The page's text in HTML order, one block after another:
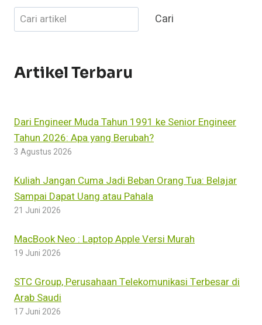
PENGGUNAAN
ZOTERO
REFERENCE
Cari Cari
Artikel Terbaru
Dari Engineer Muda Tahun 1991 ke Senior Engineer
Tahun 2026: Apa yang Berubah?
3 Agustus 2026
Kuliah Jangan Cuma Jadi Beban Orang Tua: Belajar
Sampai Dapat Uang atau Pahala
21 Juni 2026
MacBook Neo : Laptop Apple Versi Murah
19 Juni 2026
STC Group, Perusahaan Telekomunikasi Terbesar di
Arab Saudi
17 Juni 2026